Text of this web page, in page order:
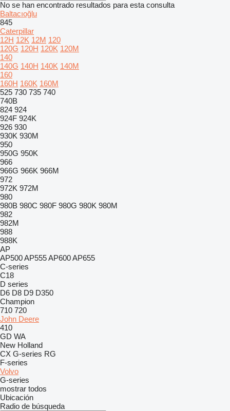
No se han encontrado resultados para esta consulta
Baltacıoğlu
845
Caterpillar
12H 12K 12M 120
120G 120H 120K 120M
140
140G 140H 140K 140M
160
160H 160K 160M
525 730 735 740
740B
824 924
924F 924K
926 930
930K 930M
950
950G 950K
966
966G 966K 966M
972
972K 972M
980
980B 980C 980F 980G 980K 980M
982
982M
988
988K
AP
AP500AP555AP600AP655
C-series
C18
D series
D6 D8 D9 D350
Champion
710 720
John Deere
410
GD WA
New Holland
CX G-series RG
F-series
Volvo
G-series
mostrar todos
Ubicación
Radio de búsqueda